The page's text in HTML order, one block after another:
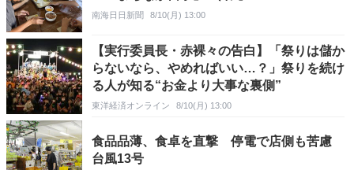
南海日日新聞 8/10(月) 13:00
【実行委員長・赤裸々の告白】「祭りは儲か
らないなら、やめればいい…？」祭りを続け
る人が知る“お金より大事な裏側”
東洋経済オンライン 8/10(月) 13:00
食品品薄、食卓を直撃 停電で店側も苦慮
台風13号